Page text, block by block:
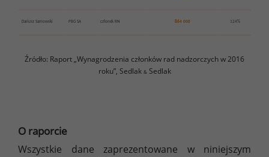
Dariusz Sarnowski PBG SA członek RN 864 000 124%
Źródło: Raport „Wynagrodzenia członków rad nadzorczych w 2016
roku”, Sedlak &Sedlak
O raporcie
Wszystkie dane zaprezentowane w niniejszym